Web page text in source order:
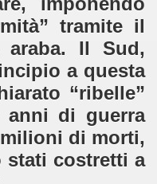
tramite il
Il Sud,
a questa
“ribelle”
anni di guerra
di morti,
stati costretti a